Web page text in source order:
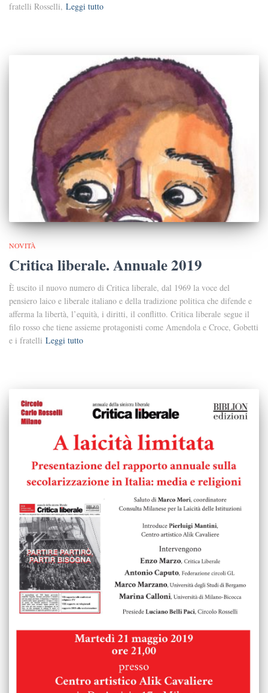
fratelli Rosselli, Leggi tutto
NOVITÀ
Critica liberale. Annuale 2019
È uscito il nuovo numero di Critica liberale, dal 1969 la voce del
pensiero laico e liberale italiano e della tradizione politica che difende e
afferma la libertà, l’equità, i diritti, il conflitto. Critica liberale segue il
filo rosso che tiene assieme protagonisti come Amendola e Croce, Gobetti
e i fratelli Leggi tutto